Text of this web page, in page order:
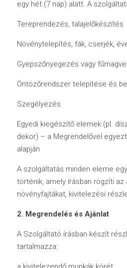
egy hét (7 nap) alatt. A
Tereprendezés, talajelőkészítés
Növénytelepítés, fák, cserjék,
Gyepszőnyegezés vagy
Öntözőrendszer telepítése és
Szegélyezés
Egyedi kiegészítő elemek (pl.
dekor) – a Megrendelővel
alapján
A szolgáltatás minden eleme
történik, amely írásban rögzíti az
növényfajtákat, kivitelezési
2. Megrendelés és Ajánlat
A Szolgáltató írásban készít
tartalmazza: